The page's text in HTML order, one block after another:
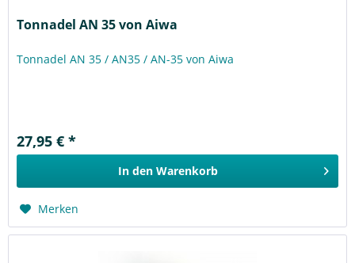
Tonnadel AN 35 von Aiwa
Tonnadel AN 35 / AN35 / AN-35 von Aiwa
27,95 € *
In den Warenkorb
Merken